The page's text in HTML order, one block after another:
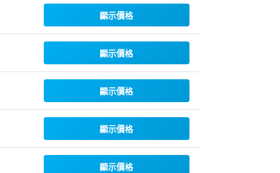
顯示價格
顯示價格
顯示價格
顯示價格
顯示價格